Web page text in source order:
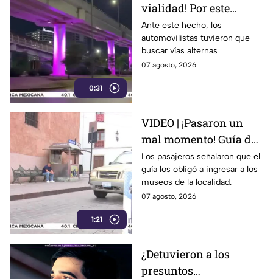
0:31
vialidad! Por este
motivo cerraron el
Distribuidor Vial Juan
Pablo II en León
Ante este hecho, los
automovilistas tuvieron que
buscar vías alternas
07 agosto, 2026
1:21
VIDEO | ¡Pasaron un
mal momento! Guía de
turistas causa
indignación en
Guanajuato Capital
Los pasajeros señalaron que el
guía los obligó a ingresar a los
museos de la localidad.
07 agosto, 2026
¿Detuvieron a los
presuntos